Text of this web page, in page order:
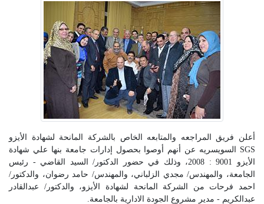
أعلن فريق المراجعه والمتابعه الخاص بالشركة المانحة لشهادة الأيزو
SGS السويسريه عن أنهم أوصوا بحصول إدارات جامعة بنها علي شهادة
الأيزو 9001 : 2008، وذلك في حضور الدكتور/ السيد القاضي - رئيس
الجامعة، والمهندس/ مجدي الزلباني، والمهندس/ حامد رضوان، والدكتور/
احمد فرحات من الشركة المانحة لشهادة الأيزو، والدكتور/ عبدالقادر
عبدالكريم - مدير مشروع الجودة الادارية بالجامعة.